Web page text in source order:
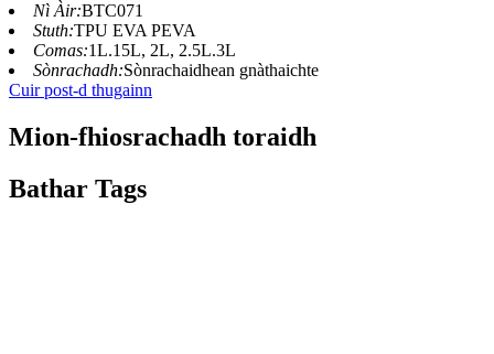
Nì Àir:BTC071
Stuth:TPU EVA PEVA
Comas:1L.15L, 2L, 2.5L.3L
Sònrachadh:Sònrachaidhean gnàthaichte
Cuir post-d thugainn
Mion-fhiosrachadh toraidh
Bathar Tags